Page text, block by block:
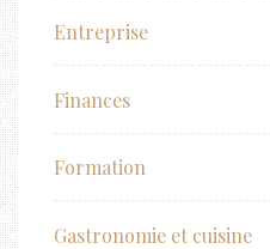
Entreprise
Finances
Formation
Gastronomie et cuisine